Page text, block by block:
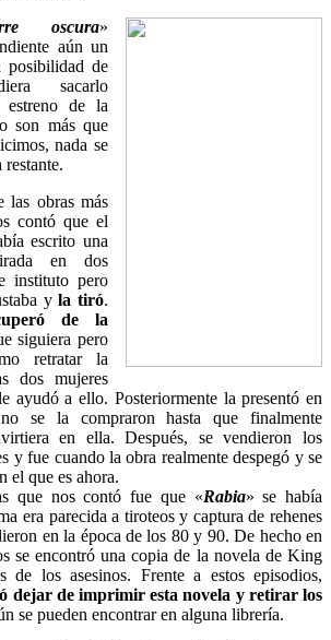
oscura»
aún un
posibilidad de
sacarlo
de la
son más que
nada se
restante.
las obras más
contó que el
escrito una
en dos
instituto pero
yla tiró.
de la
siguiera pero
retratar la
dos mujeres
ayudó a ello. Posteriormente la presentó en
se la compraron hasta que finalmente
en ella. Después, se vendieron los
y fue cuando la obra realmente despegó y se
el que es ahora.
que nos contó fue que «Rabia» se había
era parecida a tiroteos y captura de rehenes
en la época de los 80 y 90. De hecho en
se encontró una copia de la novela de King
de los asesinos. Frente a estos episodios,
dejar de imprimir esta novela y retirar los
se pueden encontrar en alguna librería.